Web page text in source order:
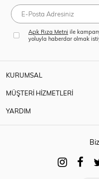
Açık Rıza Metni ile
yoluyla haberdar olmak
KURUMSAL
MÜŞTERİ HİZMETLERİ
YARDIM